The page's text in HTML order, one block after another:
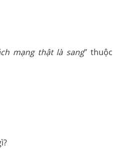
mạng thật là sang” thuộc